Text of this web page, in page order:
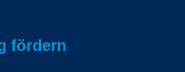
fördern